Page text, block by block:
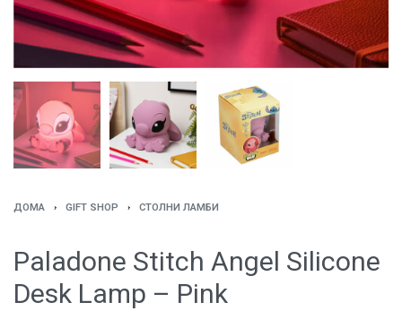
ДОМА › GIFT SHOP › СТОЛНИ ЛАМБИ
Paladone Stitch Angel Silicone
Desk Lamp – Pink